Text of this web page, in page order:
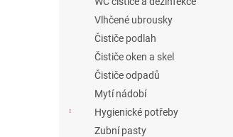
Vlhčené ubrousky
Čističe podlah
Čističe oken a skel
Čističe odpadů
Mytí nádobí
Hygienické potřeby
Zubní pasty